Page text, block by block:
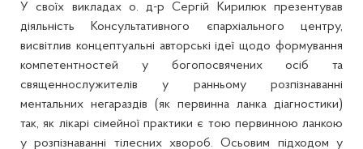
У своїх викладах о. д-р Сергій Кирилюк презентував
діяльність Консультативного єпархіального центру,
висвітлив концептуальні авторські ідеї щодо формування
компетентностей у богопосвячених осіб та
священнослужителів у ранньому розпізнаванні
ментальних негараздів (як первинна ланка діагностики)
так, як лікарі сімейної практики є тою первинною ланкою
у розпізнаванні тілесних хвороб. Осьовим підходом у